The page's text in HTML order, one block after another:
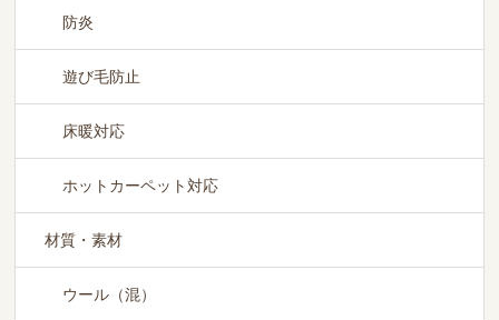
防炎
遊び毛防止
床暖対応
ホットカーペット対応
材質・素材
ウール（混）